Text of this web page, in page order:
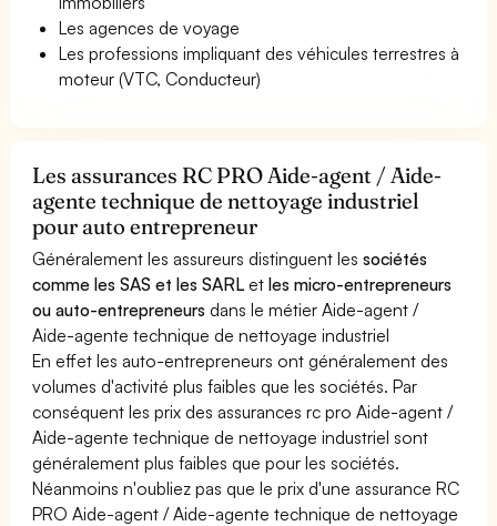
Les agences de voyage
Les professions impliquant des véhicules terrestres à
moteur (VTC, Conducteur)
Les assurances RC PRO Aide-agent / Aide-
agente technique de nettoyage industriel
pour auto entrepreneur
Généralement les assureurs distinguent lessociétés
comme les SAS et les SARL etles micro-entrepreneurs
ou auto-entrepreneurs dans le métier Aide-agent /
Aide-agente technique de nettoyage industriel
En effet les auto-entrepreneurs ont généralement des
volumes d'activité plus faibles que les sociétés. Par
conséquent les prix des assurances rc pro Aide-agent /
Aide-agente technique de nettoyage industriel sont
généralement plus faibles que pour les sociétés.
Néanmoins n'oubliez pas que le prix d'une assurance RC
PRO Aide-agent / Aide-agente technique de nettoyage